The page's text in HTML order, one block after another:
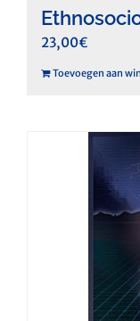
23,00€
Toevoegen aan